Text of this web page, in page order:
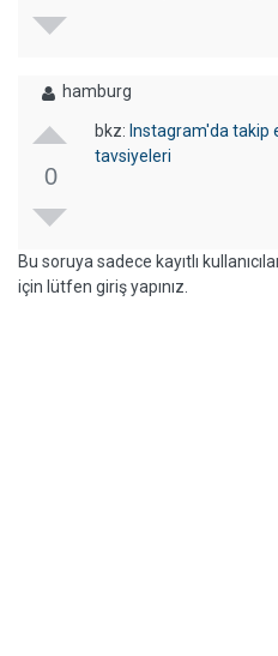
hamburg
0
bkz: Instagram'da takip
tavsiyeleri
Bu soruya sadece kayıtlı
için lütfen giriş yapınız.